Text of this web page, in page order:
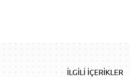
İLGİLİ İÇERİKLER